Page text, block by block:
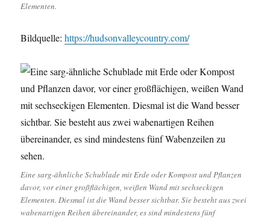
Elementen.
Bildquelle:https://hudsonvalleycountry.com/
Eine sarg-ähnliche Schublade mit Erde oder Kompost und Pflanzen
davor, vor einer großflächigen, weißen Wand mit sechseckigen
Elementen. Diesmal ist die Wand besser sichtbar. Sie besteht aus zwei
wabenartigen Reihen übereinander, es sind mindestens fünf